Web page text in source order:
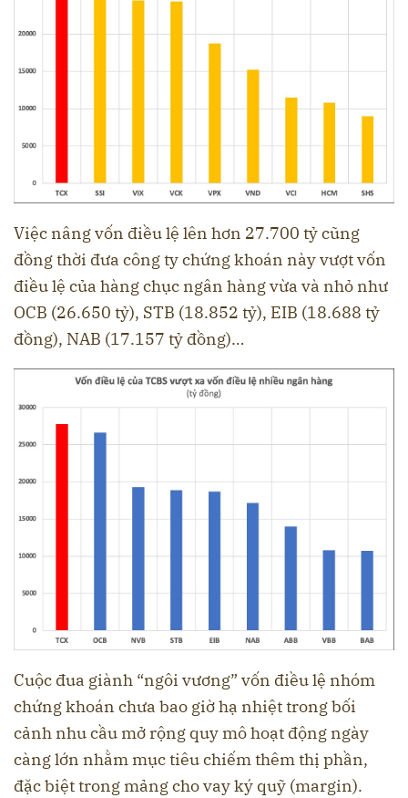
Việc nâng vốn điều lệ lên hơn 27.700 tỷ cũng
đồng thời đưa công ty chứng khoán này vượt vốn
điều lệ của hàng chục ngân hàng vừa và nhỏ như
OCB (26.650 tỷ), STB (18.852 tỷ), EIB (18.688 tỷ
đồng), NAB (17.157 tỷ đồng)…
Cuộc đua giành “ngôi vương” vốn điều lệ nhóm
chứng khoán chưa bao giờ hạ nhiệt trong bối
cảnh nhu cầu mở rộng quy mô hoạt động ngày
càng lớn nhằm mục tiêu chiếm thêm thị phần,
đặc biệt trong mảng cho vay ký quỹ (margin).